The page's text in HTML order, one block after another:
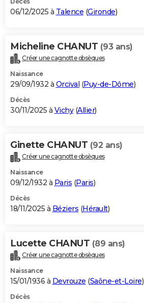
06/12/2025 à Talence (Gironde)
Micheline CHANUT (93 ans)
Créer une cagnotte obsèques
Naissance
29/09/1932 à Orcival (Puy-de-Dôme)
Décès
30/11/2025 à Vichy(Allier)
Ginette CHANUT (92 ans)
Créer une cagnotte obsèques
Naissance
09/12/1932 à Paris (Paris)
Décès
18/11/2025 à Béziers (Hérault)
Lucette CHANUT (89 ans)
Créer une cagnotte obsèques
Naissance
15/01/1936 à Devrouze (Saône-et-Loire)
Décès